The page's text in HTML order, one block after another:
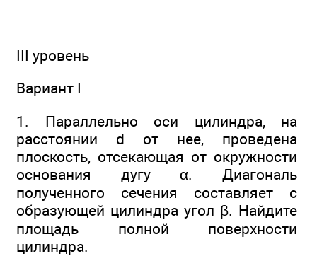
III уровень
Вариант I
1. Параллельно оси цилиндра, на
расстоянии d от нее, проведена
плоскость, отсекающая от окружности
основания дугу α. Диагональ
полученного сечения составляет с
образующей цилиндра угол β. Найдите
площадь полной поверхности
цилиндра.